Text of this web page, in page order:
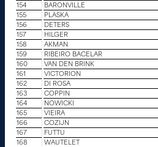
154
BARONVILLE
155
PLASKA
156
DETERS
157
HILGER
158
AKMAN
159
RIBEIRO BACELAR
160
VAN DEN BRINK
161
VICTORION
162
DI ROSA
163
COPPIN
164
NOWICKI
165
VIEIRA
166
COZIJN
167
FUTTU
168
WAUTELET